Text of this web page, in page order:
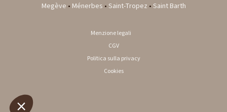
Megève • Ménerbes • Saint-Tropez • Saint Barth
Menzione legali
CGV
Politica sulla privacy
Cookies